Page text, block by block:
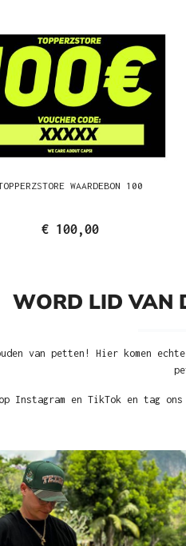
WAARDEBON 100
€ 100,00
WORD LID VAN
van petten! Hier komen
op Instagram en TikTok en tag